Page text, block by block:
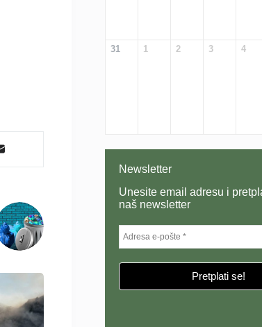
31 1 2 3 4
Newsletter
Unesite email adresu i
naš newsletter